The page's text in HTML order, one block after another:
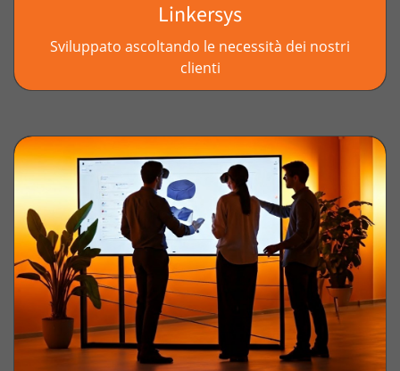
Linkersys
Sviluppato ascoltando le necessità dei nostri
clienti